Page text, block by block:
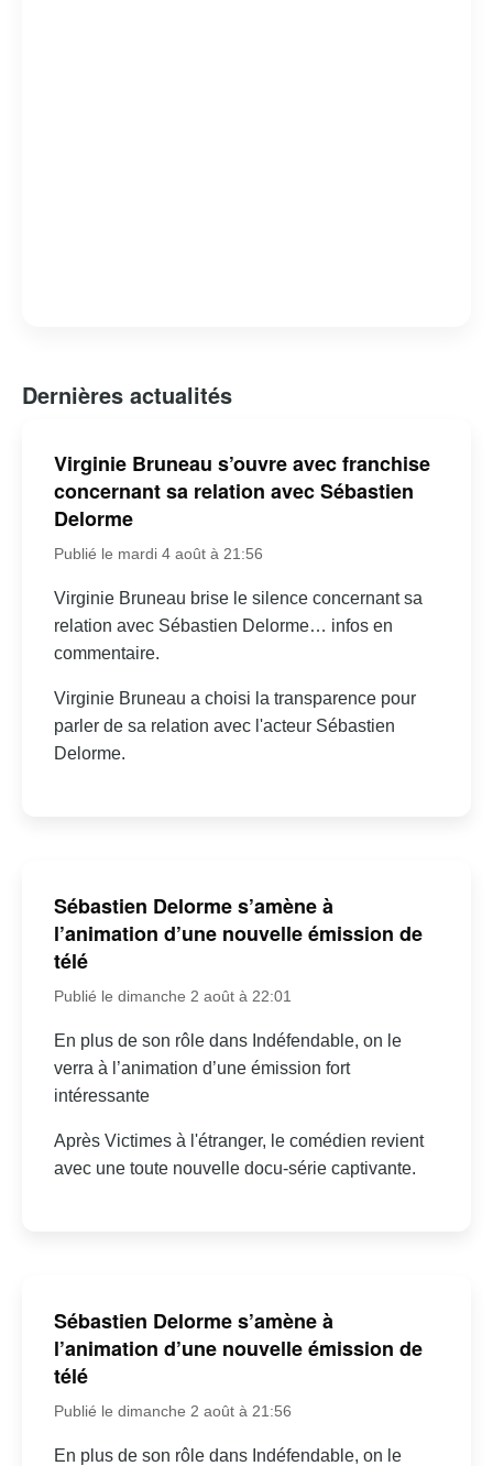
Dernières actualités
Virginie Bruneau s’ouvre avec franchise
concernant sa relation avec Sébastien
Delorme
Publié le mardi 4 août à 21:56
Virginie Bruneau brise le silence concernant sa
relation avec Sébastien Delorme… infos en
commentaire.
Virginie Bruneau a choisi la transparence pour
parler de sa relation avec l'acteur Sébastien
Delorme.
Sébastien Delorme s’amène à
l’animation d’une nouvelle émission de
télé
Publié le dimanche 2 août à 22:01
En plus de son rôle dans Indéfendable, on le
verra à l’animation d’une émission fort
intéressante
Après Victimes à l'étranger, le comédien revient
avec une toute nouvelle docu-série captivante.
Sébastien Delorme s’amène à
l’animation d’une nouvelle émission de
télé
Publié le dimanche 2 août à 21:56
En plus de son rôle dans Indéfendable, on le